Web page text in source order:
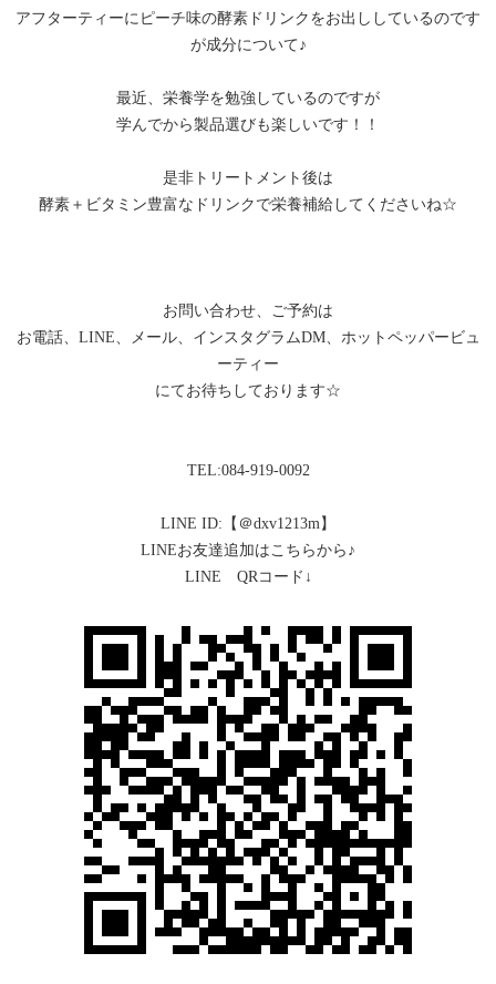
アフターティーにピーチ味の酵素ドリンクをお出ししているのです
が成分について♪
最近、栄養学を勉強しているのですが
学んでから製品選びも楽しいです！！
是非トリートメント後は
酵素＋ビタミン豊富なドリンクで栄養補給してくださいね☆
お問い合わせ、ご予約は
お電話、LINE、メール、インスタグラムDM、ホットペッパービュ
ーティー
にてお待ちしております☆
TEL:084-919-0092
LINE ID:【＠dxv1213m】
LINEお友達追加はこちらから♪
LINE QRコード↓